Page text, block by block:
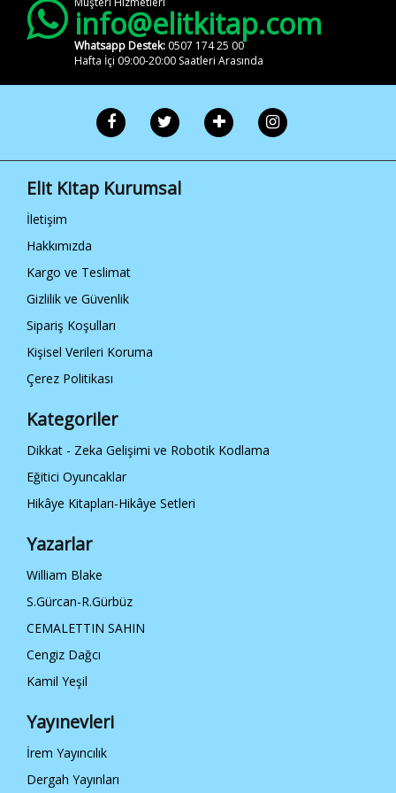
info@elitkitap.com
Whatsapp Destek: 0507 174 25 00
Hafta İçi 09:00-20:00 Saatleri Arasında
Elit Kitap Kurumsal
İletişim
Hakkımızda
Kargo ve Teslimat
Gizlilik ve Güvenlik
Sipariş Koşulları
Kişisel Verileri Koruma
Çerez Politikası
Kategoriler
Dikkat - Zeka Gelişimi ve Robotik Kodlama
Eğitici Oyuncaklar
Hikâye Kitapları-Hikâye Setleri
Yazarlar
William Blake
S.Gürcan-R.Gürbüz
CEMALETTIN SAHIN
Cengiz Dağcı
Kamil Yeşil
Yayınevleri
İrem Yayıncılık
Dergah Yayınları